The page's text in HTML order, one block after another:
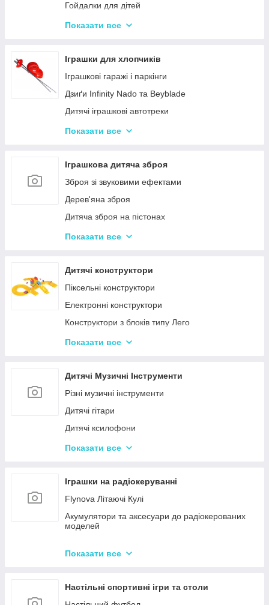
Гойдалки для дітей
Дитячі горщики
Розвиваючі килимки для немовлят
Нічні світильники для немовлят
Дитячий посуд
Дитяча гігієна та догляд
Дитяча безпека
Показати все
Іграшки для хлопчиків
Іграшкові гаражі і паркінги
Дзиґи Infinity Nado та Beyblade
Дитячі іграшкові автотреки
Іграшкова залізниця та потяги
Дитячий іграшковий інструмент
Іграшкові роботи-трансформери
Ігрові рольові набори для хлопчиків
Показати все
Іграшкова дитяча зброя
Зброя зі звуковими ефектами
Дерев'яна зброя
Дитяча зброя на пістонах
Дитячі водяні пістолети, автомати
Дитячі іграшкові луки, стріли, арбалети
Іграшкові пістолети
Дитячі пістолети, гвинтівки з м'якими кулями
Показати все
Дитячі конструктори
Піксельні конструктори
Електронні конструктори
Конструктори з блоків типу Лего
Конструктор для малюків з великими деталями
Тривимірні пазли-конструктори
Металеві конструктори
Показати все
Дитячі Музичні Інструменти
Різні музичні інструменти
Дитячі гітари
Дитячі ксилофони
Дитячі Синтезатори та Піаніно
Показати все
Іграшки на радіокеруванні
Flynova Літаючі Кулі
Акумулятори та аксесуари до радіокерованих
моделей
Показати все
Настільні спортивні ігри та столи